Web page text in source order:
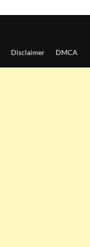
Disclaimer DMCA